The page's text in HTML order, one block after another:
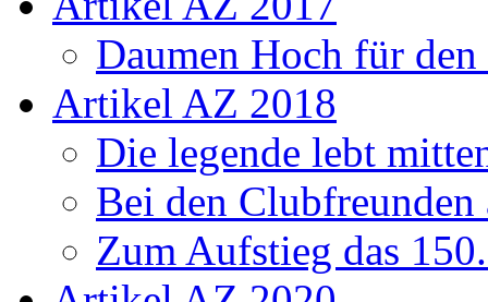
Daumen Hoch für
Artikel AZ 2018
Die legende lebt
Bei den
Zum Aufstieg das